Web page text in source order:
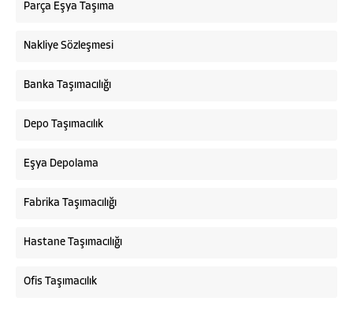
Parça Eşya Taşıma
Nakliye Sözleşmesi
Banka Taşımacılığı
Depo Taşımacılık
Eşya Depolama
Fabrika Taşımacılığı
Hastane Taşımacılığı
Ofis Taşımacılık